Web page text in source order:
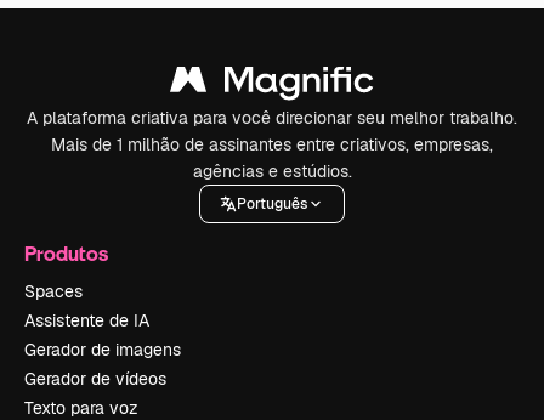
A plataforma criativa para você direcionar seu melhor trabalho.
Mais de 1 milhão de assinantes entre criativos, empresas,
agências e estúdios.
Português
Produtos
Spaces
Assistente de IA
Gerador de imagens
Gerador de vídeos
Texto para voz